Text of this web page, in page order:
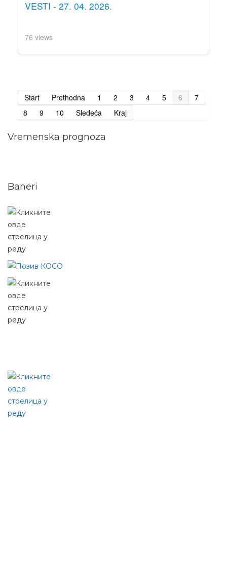
VESTI - 27. 04. 2026.
76 views
Start Prethodna 1 2 3 4 5 6
7
8
9 10 Sledeća Kraj
Vremenska prognoza
Baneri